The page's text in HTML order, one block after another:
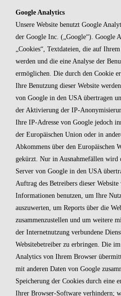
Google Analytics
Unsere Website benutzt Google
der Google Inc. („Google“). Google
„Cookies“, Textdateien, die auf
werden und die eine Analyse der
ermöglichen. Die durch den Cookie
Ihre Benutzung dieser Website
von Google in den USA übertragen
der Aktivierung der IP-
Ihre IP-Adresse von Google jedoch
der Europäischen Union oder in
Abkommens über den Europäischen
gekürzt. Nur in Ausnahmefällen wird
Server von Google in den USA
Auftrag des Betreibers dieser
Informationen benutzen, um Ihre
auszuwerten, um Reports über die
zusammenzustellen und um weitere
der Internetnutzung verbundene
Websitebetreiber zu erbringen. Die
Analytics von Ihrem Browser
mit anderen Daten von Google
Speicherung der Cookies durch eine
Ihrer Browser-Software verhindern;